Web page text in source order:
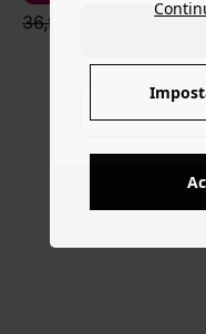
36,99 €